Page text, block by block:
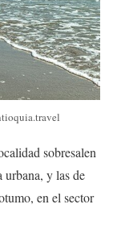
sobresalen
urbana, y las de
en el sector